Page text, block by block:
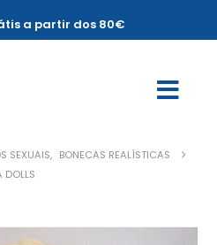
a partir dos 80€
SEXUAIS, BONECAS REALÍSTICAS
DOLLS